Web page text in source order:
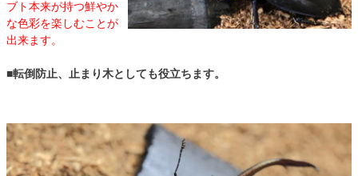
ブト本来が持つ鮮やか
な色彩を楽しむことが
出来ます。
■転倒防止、止まり木としても役立ちます。